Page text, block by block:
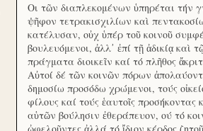
Οι τῶν διαπλεκομένων ὑπηρέται τήν
ψῆφον τετρακισχιλίων καὶ
κατέλυσαν, οὐχ ὑπέρ τοῦ κοινοῦ
βουλευόμενοι, ἀλλ᾽ ἐπί τῇ ἀδικίᾳ καὶ
πράγματα διοικεῖν καί τό πλῆθος
Αὐτοί δέ τῶν κοινῶν πόρων
δημοσίω προσόδω χρώμενοι, τούς
φίλους καί τούς ἑαυτοῖς προσήκοντας
αὑτῶν βούλησιν ἐθεράπευον, ού τό